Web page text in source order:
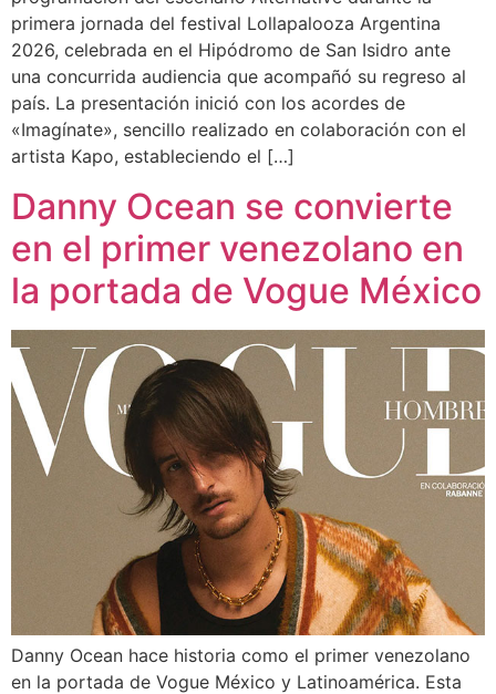
primera jornada del festival Lollapalooza Argentina
2026, celebrada en el Hipódromo de San Isidro ante
una concurrida audiencia que acompañó su regreso al
país. La presentación inició con los acordes de
«Imagínate», sencillo realizado en colaboración con el
artista Kapo, estableciendo el […]
Danny Ocean se convierte
en el primer venezolano en
la portada de Vogue México
Danny Ocean hace historia como el primer venezolano
en la portada de Vogue México y Latinoamérica. Esta